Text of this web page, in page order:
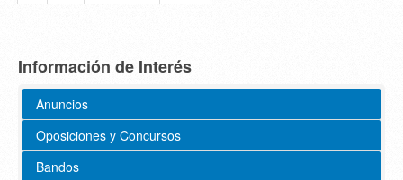
Información de Interés
Anuncios
Oposiciones y Concursos
Bandos